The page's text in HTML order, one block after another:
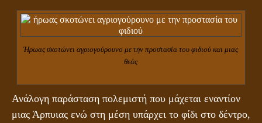
Ήρωας σκοτώνει αγριογούρουνο με την προστασία του φιδιού και μιας
θεάς
Ανάλογη παράσταση πολεμιστή που μάχεται εναντίον
μιας Άρπυιας ενώ στη μέση υπάρχει το φίδι στο δέντρο,